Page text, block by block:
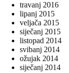
travanj 2016
lipanj 2015
veljača 2015
siječanj 2015
listopad 2014
svibanj 2014
ožujak 2014
siječanj 2014